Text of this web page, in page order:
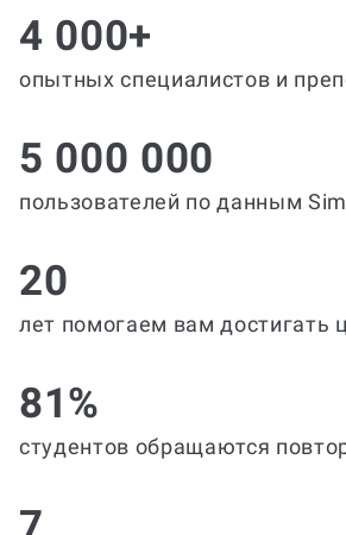
4 000+
опытных специалистов и
5 000 000
пользователей по данным
20
лет помогаем вам достигать
81%
студентов обращаются